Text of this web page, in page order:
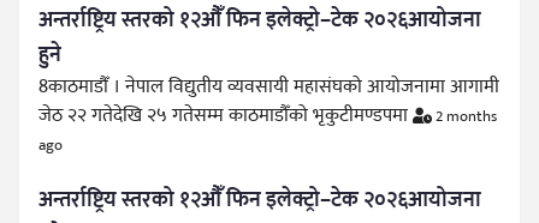
अन्तर्राष्ट्रिय स्तरको १२औँ फिन इलेक्ट्रो–टेक २०२६आयोजना
हुने
8काठमाडौँ । नेपाल विद्युतीय व्यवसायी महासंघको आयोजनामा आगामी
जेठ २२ गतेदेखि २५ गतेसम्म काठमाडौँको भृकुटीमण्डपमा
2 months
ago
अन्तर्राष्ट्रिय स्तरको १२औँ फिन इलेक्ट्रो–टेक २०२६आयोजना